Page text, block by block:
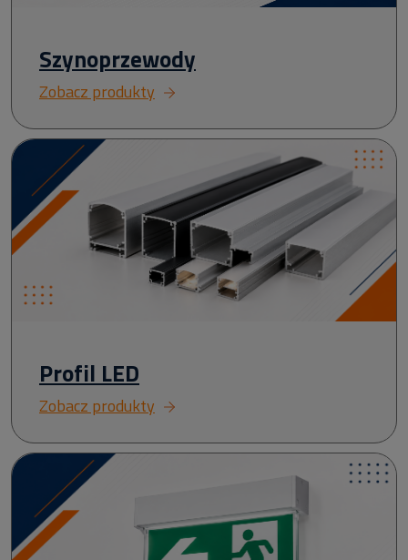
Szynoprzewody
Zobacz produkty
Profil LED
Zobacz produkty